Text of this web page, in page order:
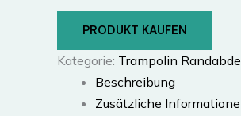
PRODUKT KAUFEN
Kategorie: Trampolin
Beschreibung
Zusätzliche